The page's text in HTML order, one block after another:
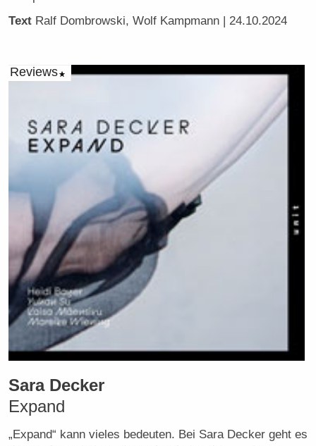
Text Ralf Dombrowski, Wolf Kampmann | 24.10.2024
Reviews
Sara Decker
Expand
„Expand“ kann vieles bedeuten. Bei Sara Decker geht es